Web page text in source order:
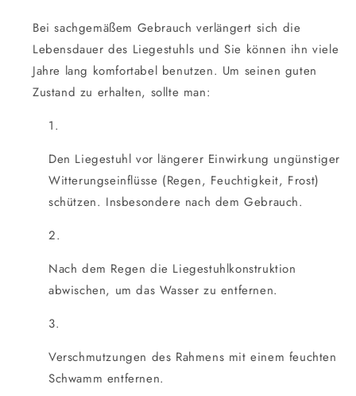
Bei sachgemäßem Gebrauch verlängert sich die
Lebensdauer des Liegestuhls und Sie können ihn viele
Jahre lang komfortabel benutzen. Um seinen guten
Zustand zu erhalten, sollte man:
Den Liegestuhl vor längerer Einwirkung ungünstiger
Witterungseinflüsse (Regen, Feuchtigkeit, Frost)
schützen. Insbesondere nach dem Gebrauch.
Nach dem Regen die Liegestuhlkonstruktion
abwischen, um das Wasser zu entfernen.
Verschmutzungen des Rahmens mit einem feuchten
Schwamm entfernen.